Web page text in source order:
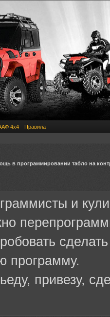
4х4 Правила
в программировании табло на
и
программу.
привезу,